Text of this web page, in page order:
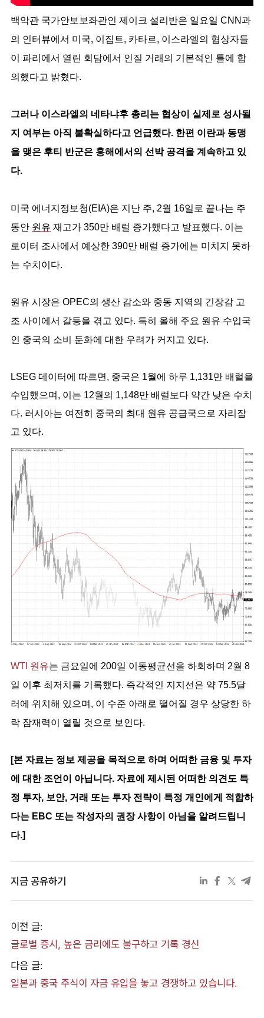
백악관 국가안보보좌관인 제이크 설리반은 일요일 CNN과
의 인터뷰에서 미국, 이집트, 카타르, 이스라엘의 협상자들
이 파리에서 열린 회담에서 인질 거래의 기본적인 틀에 합
의했다고 밝혔다.
그러나 이스라엘의 네타냐후 총리는 협상이 실제로 성사될
지 여부는 아직 불확실하다고 언급했다. 한편 이란과 동맹
을 맺은 후티 반군은 홍해에서의 선박 공격을 계속하고 있
다.
미국 에너지정보청(EIA)은 지난 주, 2월 16일로 끝나는 주
동안 원유 재고가 350만 배럴 증가했다고 발표했다. 이는
로이터 조사에서 예상한 390만 배럴 증가에는 미치지 못하
는 수치이다.
원유 시장은 OPEC의 생산 감소와 중동 지역의 긴장감 고
조 사이에서 갈등을 겪고 있다. 특히 올해 주요 원유 수입국
인 중국의 소비 둔화에 대한 우려가 커지고 있다.
LSEG 데이터에 따르면, 중국은 1월에 하루 1,131만 배럴을
수입했으며, 이는 12월의 1,148만 배럴보다 약간 낮은 수치
다. 러시아는 여전히 중국의 최대 원유 공급국으로 자리잡
고 있다.
WTI 원유는 금요일에 200일 이동평균선을 하회하며 2월 8
일 이후 최저치를 기록했다. 즉각적인 지지선은 약 75.5달
러에 위치해 있으며, 이 수준 아래로 떨어질 경우 상당한 하
락 잠재력이 열릴 것으로 보인다.
[본 자료는 정보 제공을 목적으로 하며 어떠한 금융 및 투자
에 대한 조언이 아닙니다. 자료에 제시된 어떠한 의견도 특
정 투자, 보안, 거래 또는 투자 전략이 특정 개인에게 적합하
다는 EBC 또는 작성자의 권장 사항이 아님을 알려드립니
다.]
지금 공유하기
이전 글:
글로벌 증시, 높은 금리에도 불구하고 기록 경신
다음 글:
일본과 중국 주식이 자금 유입을 놓고 경쟁하고 있습니다.